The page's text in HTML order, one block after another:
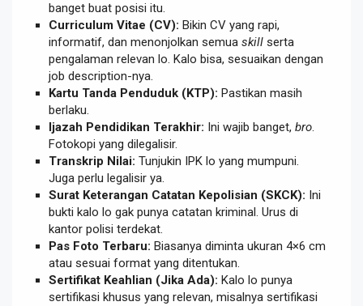
banget buat posisi itu.
Curriculum Vitae (CV): Bikin CV yang rapi,
informatif, dan menonjolkan semua skill serta
pengalaman relevan lo. Kalo bisa, sesuaikan dengan
job description-nya.
Kartu Tanda Penduduk (KTP): Pastikan masih
berlaku.
Ijazah Pendidikan Terakhir: Ini wajib banget, bro.
Fotokopi yang dilegalisir.
Transkrip Nilai: Tunjukin IPK lo yang mumpuni.
Juga perlu legalisir ya.
Surat Keterangan Catatan Kepolisian (SKCK): Ini
bukti kalo lo gak punya catatan kriminal. Urus di
kantor polisi terdekat.
Pas Foto Terbaru: Biasanya diminta ukuran 4×6 cm
atau sesuai format yang ditentukan.
Sertifikat Keahlian (Jika Ada): Kalo lo punya
sertifikasi khusus yang relevan, misalnya sertifikasi